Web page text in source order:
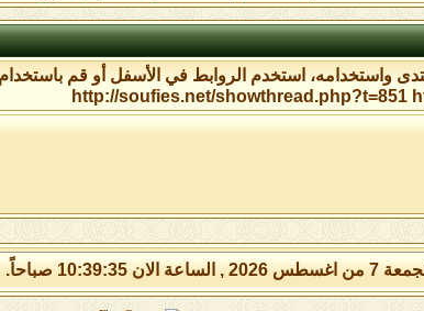
واستخدامه، استخدم الروابط في الأسفل أو قم
من اغسطس 2026 , الساعة الان 10:39:35 صباحاً.